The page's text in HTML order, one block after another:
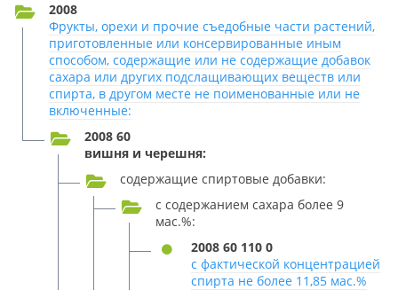
2008
Фрукты, орехи и прочие съедобные части растений,
приготовленные или консервированные иным
способом, содержащие или не содержащие добавок
сахара или других подслащивающих веществ или
спирта, в другом месте не поименованные или не
включенные:
2008 60
вишня и черешня:
содержащие спиртовые добавки:
с содержанием сахара более 9
мас.%:
2008 60 110 0
с фактической концентрацией
спирта не более 11,85 мас.%